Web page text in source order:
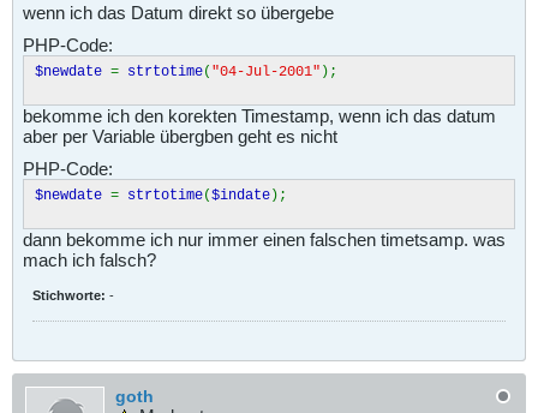
wenn ich das Datum direkt so übergebe
PHP-Code:
$newdate = strtotime( "04-Jul-2001" );
bekomme ich den korekten Timestamp, wenn ich das datum
aber per Variable übergben geht es nicht
PHP-Code:
$newdate = strtotime($indate );
dann bekomme ich nur immer einen falschen timetsamp. was
mach ich falsch?
Stichworte: -
goth